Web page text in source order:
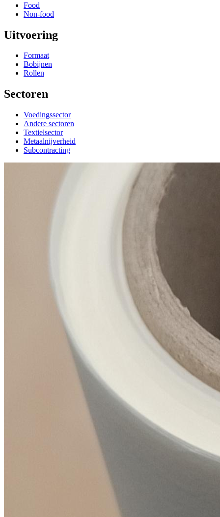
Food
Non-food
Uitvoering
Formaat
Bobijnen
Rollen
Sectoren
Voedingssector
Andere sectoren
Textielsector
Metaalnijverheid
Subcontracting